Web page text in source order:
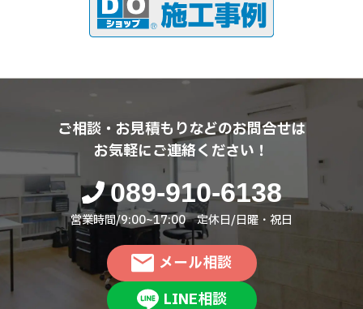
ご相談・お見積もりなどのお問合せは
お気軽にご連絡ください！
089-910-6138
営業時間/9:00~17:00 定休日/日曜・祝日
メール相談
LINE相談